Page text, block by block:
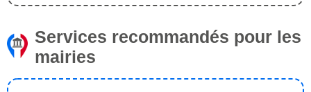
Services recommandés pour les
mairies